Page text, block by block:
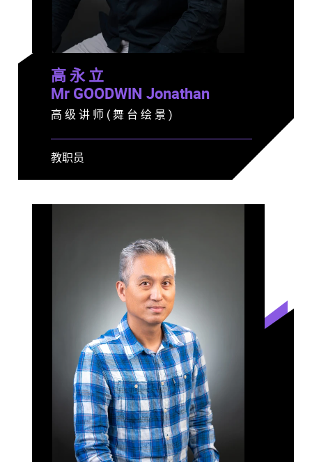
高 永 立
Mr GOODWIN Jonathan
高 级 讲 师 ( 舞 台 绘 景 )
教职员